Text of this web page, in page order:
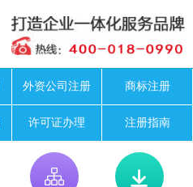
外资公司注册 商标注册
许可证办理 注册指南
 